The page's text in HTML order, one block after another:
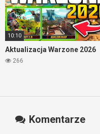
10:10
Aktualizacja Warzone 2026
266
Komentarze